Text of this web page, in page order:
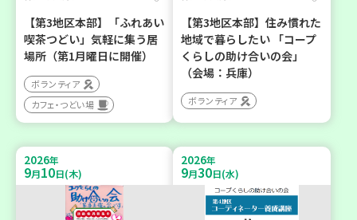
【第3地区本部】「ふれあい
喫茶つどい」気軽に集う居
場所（第1月曜日に開催）
ボランティア
カフェ・つどい場
【第3地区本部】住み慣れた
地域で暮らしたい 「コープ
くらしの助け合いの会」
（会場：兵庫）
ボランティア
2026年
9月10日(木)
2026年
9月30日(水)